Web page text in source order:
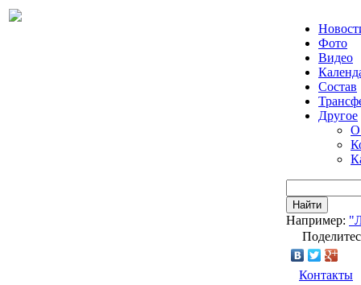
Фото
Видео
Состав
Другое
О
Найти
Например:
Контакты